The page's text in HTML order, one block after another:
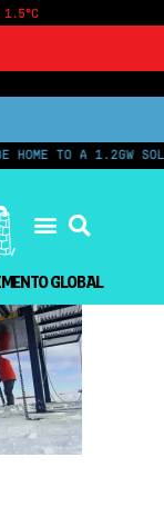
1.5°C
TO A 1.2GW
GLOBAL